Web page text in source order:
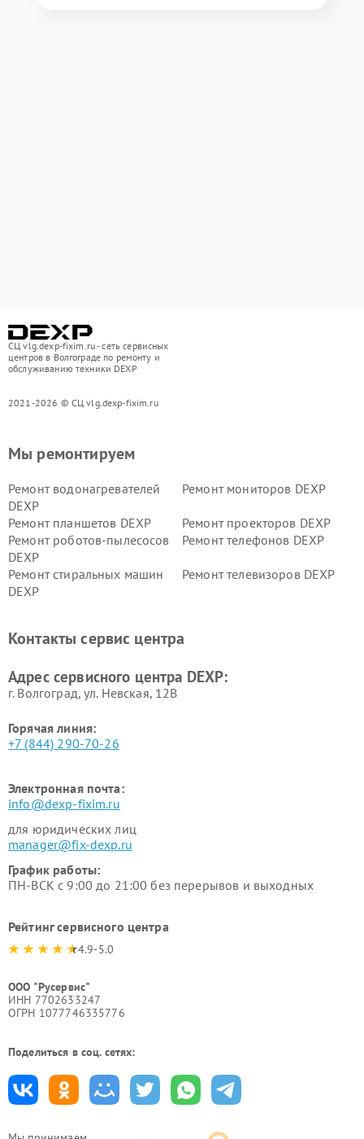
СЦ vlg.dexp-fixim.ru - сеть сервисных
центров в Волгограде по ремонту и
обслуживанию техники DEXP
2021-2026 © СЦ vlg.dexp-fixim.ru
Мы ремонтируем
Ремонт водонагревателей
DEXP
Ремонт мониторов DEXP
Ремонт планшетов DEXP
Ремонт проекторов DEXP
Ремонт роботов-пылесосов
DEXP
Ремонт телефонов DEXP
Ремонт стиральных машин
DEXP
Ремонт телевизоров DEXP
Ремонт серверов DEXP
Ремонт мини пк DEXP
Контакты сервис центра
Адрес сервисного центра DEXP:
г. Волгоград, ул. Невская, 12В
Горячая линия:
+7 (844) 290-70-26
Электронная почта:
info@dexp-fixim.ru
для юридических лиц
manager@fix-dexp.ru
График работы:
ПН-ВСК с 9:00 до 21:00 без перерывов и выходных
Рейтинг сервисного центра
4.9-5.0
ООО "Русервис"
ИНН 7702633247
ОГРН 1077746335776
Поделиться в соц. сетях: